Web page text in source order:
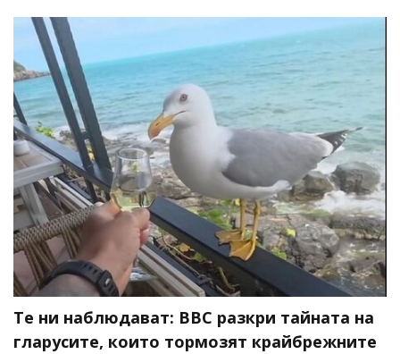
Те ни наблюдават: BBC разкри тайната на
гларусите, които тормозят крайбрежните